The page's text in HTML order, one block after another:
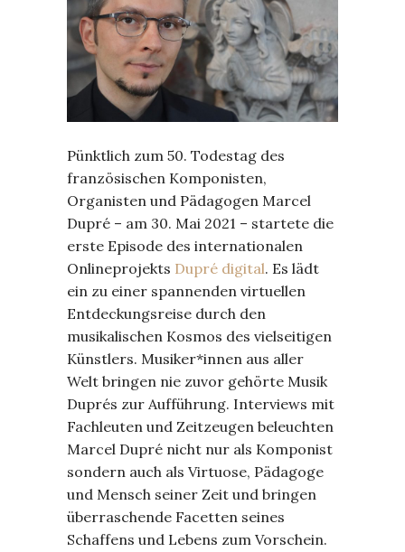
Pünktlich zum 50. Todestag des
französischen Komponisten,
Organisten und Pädagogen Marcel
Dupré – am 30. Mai 2021 – startete die
erste Episode des internationalen
Onlineprojekts Dupré digital. Es lädt
ein zu einer spannenden virtuellen
Entdeckungsreise durch den
musikalischen Kosmos des vielseitigen
Künstlers. Musiker*innen aus aller
Welt bringen nie zuvor gehörte Musik
Duprés zur Aufführung. Interviews mit
Fachleuten und Zeitzeugen beleuchten
Marcel Dupré nicht nur als Komponist
sondern auch als Virtuose, Pädagoge
und Mensch seiner Zeit und bringen
überraschende Facetten seines
Schaffens und Lebens zum Vorschein.